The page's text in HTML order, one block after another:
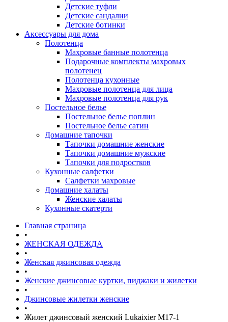
Детские туфли
Детские сандалии
Детские ботинки
Аксессуары для дома
Полотенца
Махровые банные полотенца
Подарочные комплекты махровых
полотенец
Полотенца кухонные
Махровые полотенца для лица
Махровые полотенца для рук
Постельное белье
Постельное белье поплин
Постельное белье сатин
Домашние тапочки
Тапочки домашние женские
Тапочки домашние мужские
Тапочки для подростков
Кухонные салфетки
Салфетки махровые
Домашние халаты
Женские халаты
Кухонные скатерти
Главная страница
•
ЖЕНСКАЯ ОДЕЖДА
•
Женская джинсовая одежда
•
Женские джинсовые куртки, пиджаки и жилетки
•
Джинсовые жилетки женские
•
Жилет джинсовый женский Lukaixier M17-1